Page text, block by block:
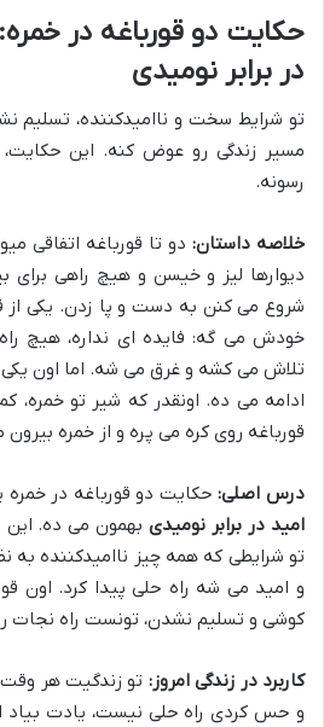
حکایت دو قورباغه در
در برابر نومیدی
تو شرایط سخت و ناامیدکننده، تسلیم
مسیر زندگی رو عوض کنه. این
رسونه.
خلاصه داستان: دو تا قورباغه اتفاقی
دیوارها لیز و خیسن و هیچ راهی
شروع می کنن به دست و پا زدن. یکی از
خودش می گه: فایده ای نداره، هیچ
تلاش می کشه و غرق می شه. اما اون یکی
ادامه می ده. اونقدر که شیر تو خمره،
قورباغه روی کره می پره و از خمره بیرون
درس اصلی:حکایت دو قورباغه در
امید در برابر نومیدیبهمون می ده.
تو شرایطی که همه چیز ناامیدکننده به
و امید می شه راه حلی پیدا کرد. اون
کوشی و تسلیم نشدن، تونست راه نجات
کاربرد در زندگی امروز: تو زندگیت هر
و حس کردی راه حلی نیست، یادت بیاد